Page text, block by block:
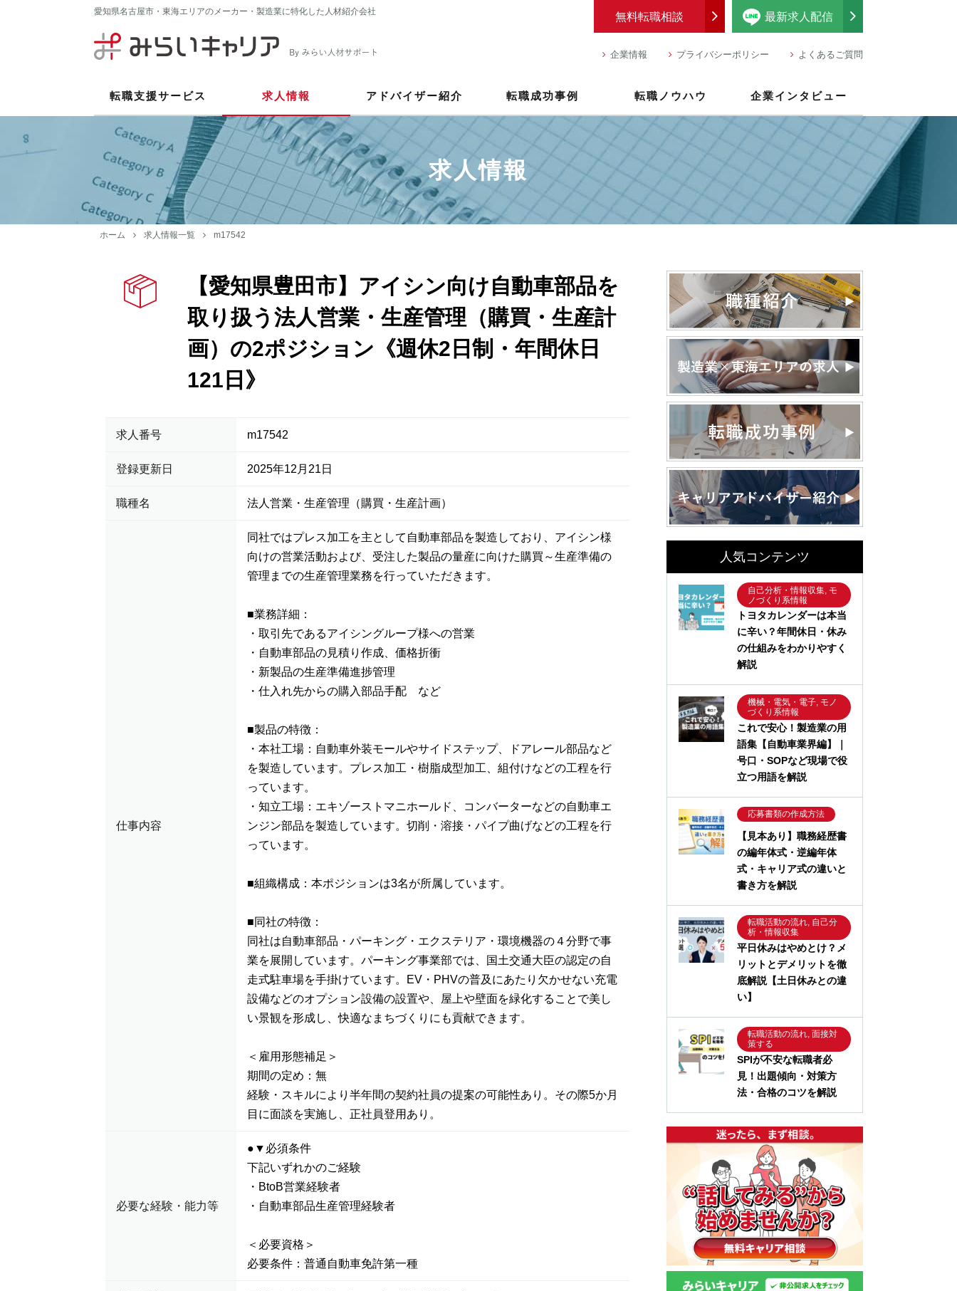
愛知県名古屋市・東海エリアのメーカー・製造業に特化した人材紹介会社 最新求人配信
無料転職相談
企業情報 プライバシーポリシー よくあるご質問
転職支援サービス 求人情報 アドバイザー紹介 転職成功事例 転職ノウハウ 企業インタビュー
求人情報
ホーム 求人情報一覧 m17542
【愛知県豊田市】アイシン向け自動車部品を
取り扱う法人営業・生産管理（購買・生産計
画）の2ポジション《週休2日制・年間休日
121日》
求人番号 m17542
登録更新日 2025年12月21日
職種名 法人営業・生産管理（購買・生産計画）
仕事内容
同社ではプレス加工を主として自動車部品を製造しており、アイシン様
向けの営業活動および、受注した製品の量産に向けた購買～生産準備の
管理までの生産管理業務を行っていただきます。
■業務詳細：
・取引先であるアイシングループ様への営業
・自動車部品の見積り作成、価格折衝
・新製品の生産準備進捗管理
・仕入れ先からの購入部品手配 など
■製品の特徴：
・本社工場：自動車外装モールやサイドステップ、ドアレール部品など
を製造しています。プレス加工・樹脂成型加工、組付けなどの工程を行
っています。
・知立工場：エキゾーストマニホールド、コンバーターなどの自動車エ
ンジン部品を製造しています。切削・溶接・パイプ曲げなどの工程を行
っています。
■組織構成：本ポジションは3名が所属しています。
■同社の特徴：
同社は自動車部品・パーキング・エクステリア・環境機器の４分野で事
業を展開しています。パーキング事業部では、国土交通大臣の認定の自
走式駐車場を手掛けています。EV・PHVの普及にあたり欠かせない充電
設備などのオプション設備の設置や、屋上や壁面を緑化することで美し
い景観を形成し、快適なまちづくりにも貢献できます。
＜雇用形態補足＞
期間の定め：無
経験・スキルにより半年間の契約社員の提案の可能性あり。その際5か月
目に面談を実施し、正社員登用あり。
必要な経験・能力等
●▼必須条件
下記いずれかのご経験
・BtoB営業経験者
・自動車部品生産管理経験者
＜必要資格＞
必要条件：普通自動車免許第一種
人気コンテンツ
自己分析・情報収集, モ
ノづくり系情報
トヨタカレンダーは本当
に辛い？年間休日・休み
の仕組みをわかりやすく
解説
機械・電気・電子, モノ
づくり系情報
これで安心！製造業の用
語集【自動車業界編】｜
号口・SOPなど現場で役
立つ用語を解説
応募書類の作成方法
【見本あり】職務経歴書
の編年体式・逆編年体
式・キャリア式の違いと
書き方を解説
転職活動の流れ, 自己分
析・情報収集
平日休みはやめとけ？メ
リットとデメリットを徹
底解説【土日休みとの違
い】
転職活動の流れ, 面接対
策する
SPIが不安な転職者必
見！出題傾向・対策方
法・合格のコツを解説